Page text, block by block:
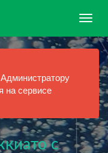
на сервисе
с